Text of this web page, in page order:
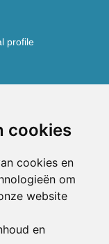
cookies
cookies en
om
website
en
profile